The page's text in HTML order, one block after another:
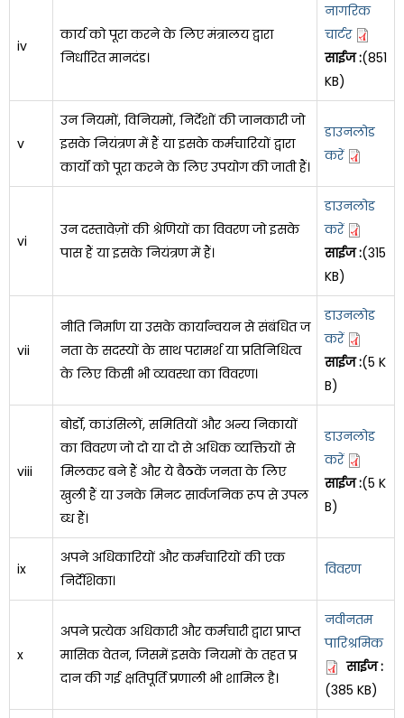
iv
कार्य को पूरा करने के लिए मंत्रालय द्वारा
निर्धारित मानदंड।
नागरिक
चार्टर
साईज :(851
KB)
v
उन नियमों, विनियमों, निर्देशों की जानकारी जो
इसके नियंत्रण में हैं या इसके कर्मचारियों द्वारा
कार्यों को पूरा करने के लिए उपयोग की जाती हैं।
डाउनलोड
करें
vi
उन दस्तावेज़ों की श्रेणियों का विवरण जो इसके
पास हैं या इसके नियंत्रण में हैं।
डाउनलोड
करें
साईज :(315
KB)
vii
नीति निर्माण या उसके कार्यान्वयन से संबंधित ज
नता के सदस्यों के साथ परामर्श या प्रतिनिधित्व
के लिए किसी भी व्यवस्था का विवरण।
डाउनलोड
करें
साईज :(5 K
B)
viii
बोर्डों, काउंसिलों, समितियों और अन्य निकायों
का विवरण जो दो या दो से अधिक व्यक्तियों से
मिलकर बने हैं और ये बैठकें जनता के लिए
खुली हैं या उनके मिनट सार्वजनिक रूप से उपल
ब्ध हैं।
डाउनलोड
करें
साईज :(5 K
B)
ix
अपने अधिकारियों और कर्मचारियों की एक
निर्देशिका।
विवरण
x
अपने प्रत्येक अधिकारी और कर्मचारी द्वारा प्राप्त
मासिक वेतन, जिसमें इसके नियमों के तहत प्र
दान की गई क्षतिपूर्ति प्रणाली भी शामिल है।
नवीनतम
पारिश्रमिक
साईज :
(385 KB)